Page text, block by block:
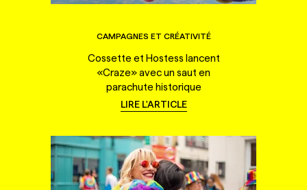
CAMPAGNES ET CRÉATIVITÉ
Cossette et Hostess lancent
«Craze» avec un saut en
parachute historique
LIRE L'ARTICLE